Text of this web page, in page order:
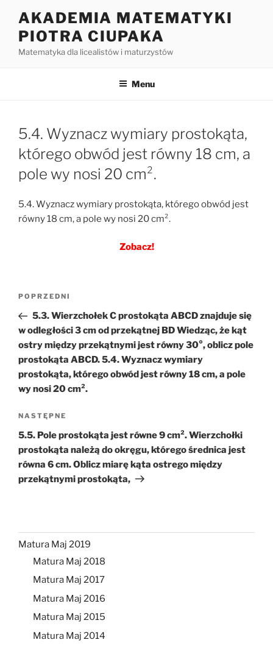
treści
AKADEMIA MATEMATYKI
PIOTRA CIUPAKA
Matematyka dla licealistów i maturzystów
Menu
5.4. Wyznacz wymiary prostokąta,
którego obwód jest równy 18 cm, a
pole wy nosi 20 cm².
5.4. Wyznacz wymiary prostokąta, którego obwód jest
równy 18 cm, a pole wy nosi 20 cm².
Zobacz!
Nawigacja
Poprzedni
wpis
POPRZEDNI
5.3. Wierzchołek C prostokąta ABCD znajduje się
w odległości 3 cm od przekątnej BD Wiedząc, że kąt
ostry między przekątnymi jest równy 30°, oblicz pole
prostokąta ABCD. 5.4. Wyznacz wymiary
prostokąta, którego obwód jest równy 18 cm, a pole
wy nosi 20 cm².
Następny
wpis
NASTĘPNE
5.5. Pole prostokąta jest równe 9 cm². Wierzchołki
prostokąta należą do okręgu, którego średnica jest
równa 6 cm. Oblicz miarę kąta ostrego między
przekątnymi prostokąta,
Matura Maj 2019
Matura Maj 2018
Matura Maj 2017
Matura Maj 2016
Matura Maj 2015
Matura Maj 2014